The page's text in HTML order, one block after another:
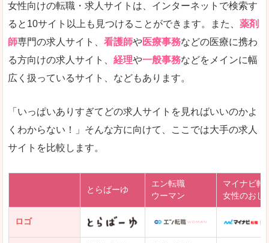
女性向けの転職・求人サイトは、インターネットで検索す
ると10サイト以上も見つけることができます。また、 薬剤
師専門の求人サイト、 看護師や医療事務などの医療に携わ
る方向けの求人サイト、 経理や一般事務などをメインに幅
広く扱っているサイト、などもあります。
「いっぱいありすぎてどの求人サイトを見ればいいのかよ
くわからない！」そんな方に向けて、ここでは大手の求人
サイトを比較します。
とらばーゆ
エン転職
ウーマン
マイナビ転
女性のおし
ロゴ